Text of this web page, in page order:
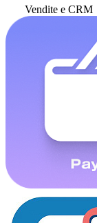
Vendite e CRM